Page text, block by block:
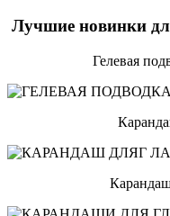
Лучшие новинки
Гелевая